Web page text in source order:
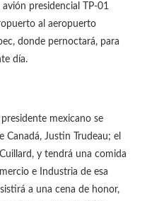
presidencial TP-01
al aeropuerto
donde pernoctará, para
día.
mexicano se
Justin Trudeau; el
y tendrá una comida
e Industria de esa
a una cena de honor,